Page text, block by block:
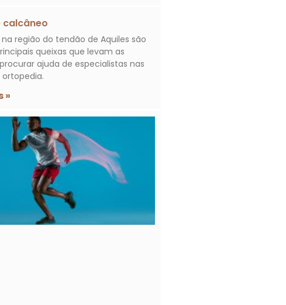
calcâneo
região do tendão de Aquiles são
queixas que levam as
ajuda de especialistas nas
»